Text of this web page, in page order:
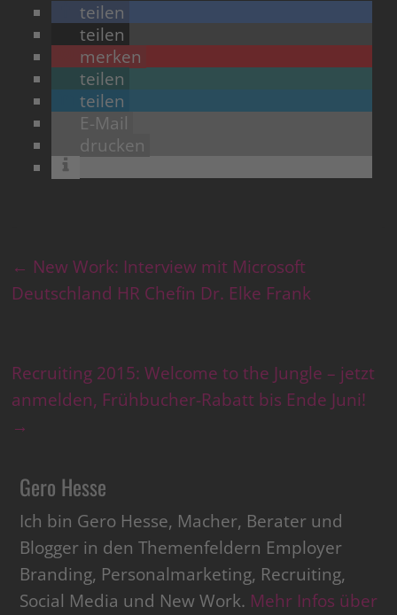
teilen
teilen
merken
teilen
teilen
E-Mail
drucken
← New Work: Interview mit Microsoft
Deutschland HR Chefin Dr. Elke Frank
Recruiting 2015: Welcome to the Jungle – jetzt
anmelden, Frühbucher-Rabatt bis Ende Juni!
→
Gero Hesse
Ich bin Gero Hesse, Macher, Berater und
Blogger in den Themenfeldern Employer
Branding, Personalmarketing, Recruiting,
Social Media und New Work. Mehr Infos über